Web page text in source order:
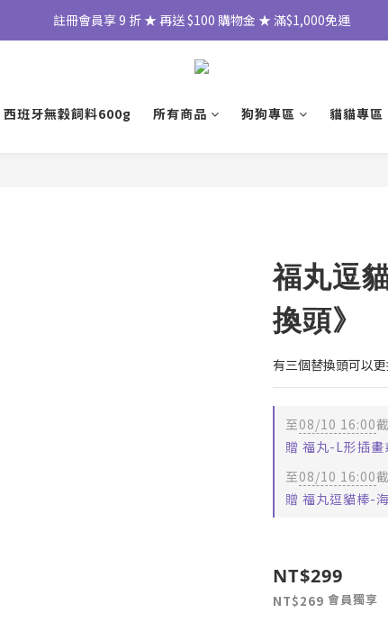
註冊會員享 9 折 ★ 再送 $100 購物金 ★ 滿$1,000免運
班牙無穀飼料600g 所有商品 狗狗專區 貓貓專區
福丸逗
換頭》
有三個替換頭可以
至08/10 16:00
贈 福丸-L形插畫
至08/10 16:00
贈 福丸逗貓棒-
NT$299
NT$269 會員獨享